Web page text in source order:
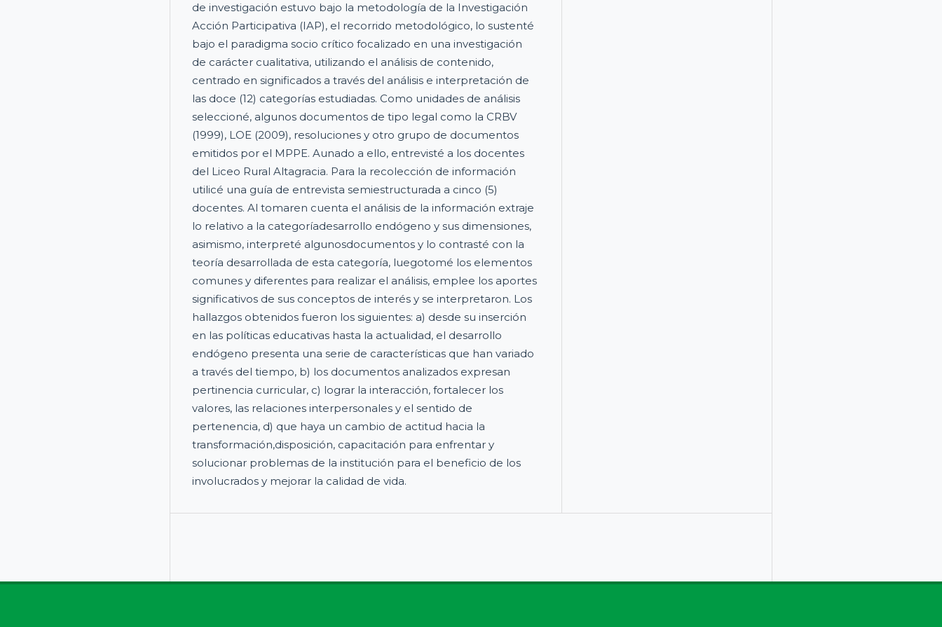
de investigación estuvo bajo la metodología de la Investigación
Acción Participativa (IAP), el recorrido metodológico, lo sustenté
bajo el paradigma socio crítico focalizado en una investigación
de carácter cualitativa, utilizando el análisis de contenido,
centrado en significados a través del análisis e interpretación de
las doce (12) categorías estudiadas. Como unidades de análisis
seleccioné, algunos documentos de tipo legal como la CRBV
(1999), LOE (2009), resoluciones y otro grupo de documentos
emitidos por el MPPE. Aunado a ello, entrevisté a los docentes
del Liceo Rural Altagracia. Para la recolección de información
utilicé una guía de entrevista semiestructurada a cinco (5)
docentes. Al tomaren cuenta el análisis de la información extraje
lo relativo a la categoríadesarrollo endógeno y sus dimensiones,
asimismo, interpreté algunosdocumentos y lo contrasté con la
teoría desarrollada de esta categoría, luegotomé los elementos
comunes y diferentes para realizar el análisis, emplee los aportes
significativos de sus conceptos de interés y se interpretaron. Los
hallazgos obtenidos fueron los siguientes: a) desde su inserción
en las políticas educativas hasta la actualidad, el desarrollo
endógeno presenta una serie de características que han variado
a través del tiempo, b) los documentos analizados expresan
pertinencia curricular, c) lograr la interacción, fortalecer los
valores, las relaciones interpersonales y el sentido de
pertenencia, d) que haya un cambio de actitud hacia la
transformación,disposición, capacitación para enfrentar y
solucionar problemas de la institución para el beneficio de los
involucrados y mejorar la calidad de vida.